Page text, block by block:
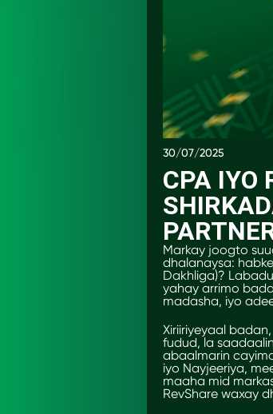
30/07/2025
CPA IYO
Markay joogto
dhalanaysa:
Dakhliga)?
yahay arrimo
madasha, iyo
Xiriiriyeyaal
fudud, la
abaalmarin
iyo Nayjeeriya,
maaha mid
RevShare waxay